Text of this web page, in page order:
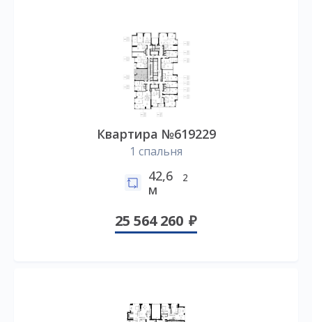
Квартира №619229
1 спальня
42,6
м
2
25 564 260